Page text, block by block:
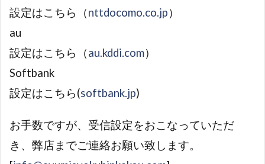
設定はこちら（nttdocomo.co.jp）
au
設定はこちら（au.kddi.com）
Softbank
設定はこちら(softbank.jp)
お手数ですが、受信設定をおこなっていただ
き、弊店までご連絡お願い致します。